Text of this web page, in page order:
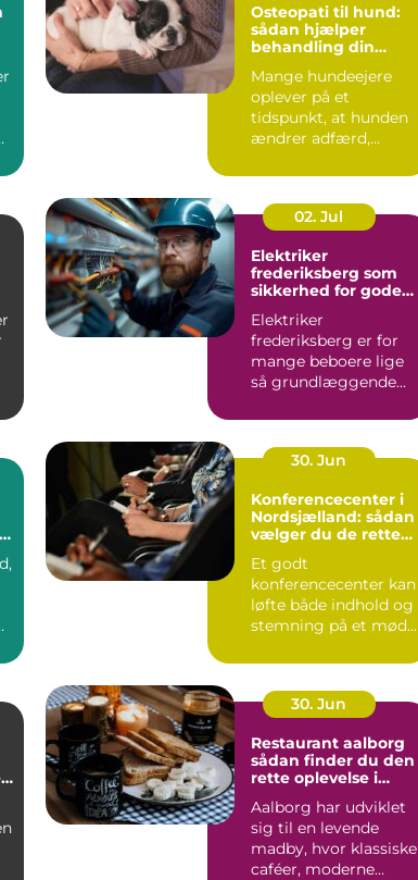
Osteopati til hund:
sådan hjælper
behandling din
Mange hundeejere
oplever på et
tidspunkt, at hunden
ændrer adfærd,
02. Jul
Elektriker
frederiksberg som
sikkerhed for gode
Elektriker
frederiksberg er for
mange beboere lige
så grundlæggende
varmekilder og...
30. Jun
Konferencecenter i
Nordsjælland: sådan
vælger du de rette
Et godt
konferencecenter kan
løfte både indhold og
stemning på et møde.
30. Jun
Restaurant aalborg
sådan finder du den
rette oplevelse i
Aalborg har udviklet
sig til en levende
madby, hvor klassiske
caféer, moderne